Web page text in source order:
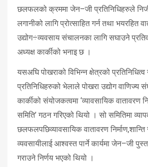
छलफलको क्रममा जेन–जी प्रतिनिधिहरुले
लगानीको लागि प्रोत्साहित गर्न तथा भयरहित
उद्योग÷व्यवसाय संचालनका लागि सघाउने
अध्यक्ष कार्कीको भनाइ छ ।
यसअघि पोखराको विभिन्न क्षेत्रको प्रतिनिधित्व
प्रतिनिधिहरुको भेलाले पोखरा उद्योग वाणिज्य
कार्कीको संयोजकत्वमा ‘व्यावसायिक वातावरण
समिति’ गठन गरिएको थियो । सो समितिमा
छलफलपछिव्यावसायिक वातावरण निर्माण,शान्ति
व्यवसायीलाई आश्वस्त पार्ने कार्यमा जेन–जी
गराउने निर्णय भएको थियो ।